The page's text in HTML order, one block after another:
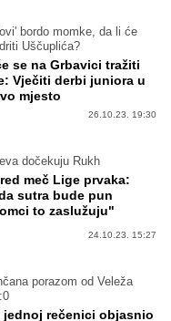
bordo momke, da li će
Uščuplića?
se na Grbavici tražiti
Vječiti derbi juniora u
mjesto
26.10.23. 19:30
dočekuju Rukh
meč Lige prvaka:
sutra bude pun
to zaslužuju"
24.10.23. 15:27
porazom od Veleža
jednoj rečenici objasnio